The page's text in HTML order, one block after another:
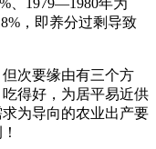
，即养分过剩导致
次要缘由有三个方
得好，为居平易近供
为导向的农业出产要